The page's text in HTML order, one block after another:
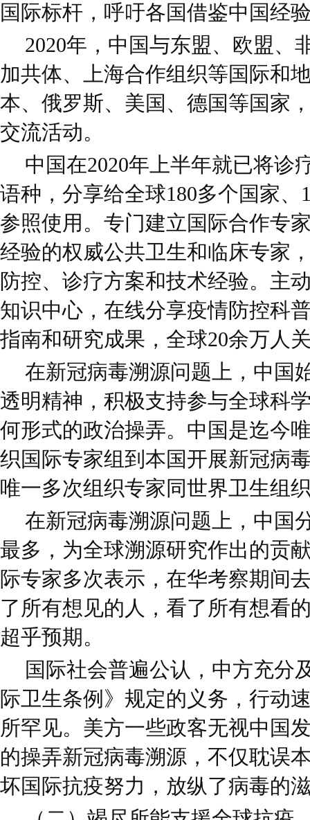
国际标杆，呼吁各国借鉴中国经
2020年，中国与东盟、欧盟、
加共体、上海合作组织等国际和
本、俄罗斯、美国、德国等国家
交流活动。
中国在2020年上半年就已将诊
语种，分享给全球180多个国家
参照使用。专门建立国际合作专
经验的权威公共卫生和临床专家
防控、诊疗方案和技术经验。主
知识中心，在线分享疫情防控科
指南和研究成果，全球20余万人
在新冠病毒溯源问题上，中国
透明精神，积极支持参与全球科
何形式的政治操弄。中国是迄今
织国际专家组到本国开展新冠病
唯一多次组织专家同世界卫生组
在新冠病毒溯源问题上，中国
最多，为全球溯源研究作出的贡
际专家多次表示，在华考察期间
了所有想见的人，看了所有想看
超乎预期。
国际社会普遍公认，中方充分
际卫生条例》规定的义务，行动
所罕见。美方一些政客无视中国
的操弄新冠病毒溯源，不仅耽误
坏国际抗疫努力，放纵了病毒的